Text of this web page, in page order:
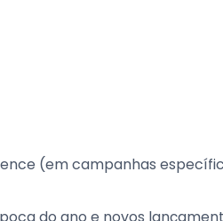
(em campanhas
do ano e novos